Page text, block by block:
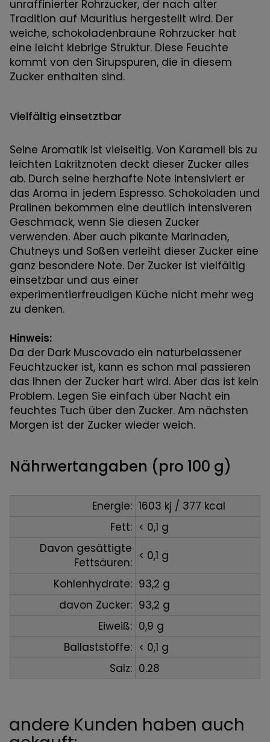
unraffinierter Rohrzucker, der nach alter
Tradition auf Mauritius hergestellt wird. Der
weiche, schokoladenbraune Rohrzucker hat
eine leicht klebrige Struktur. Diese Feuchte
kommt von den Sirupspuren, die in diesem
Zucker enthalten sind.
Vielfältig einsetztbar
Seine Aromatik ist vielseitig. Von Karamell bis zu
leichten Lakritznoten deckt dieser Zucker alles
ab. Durch seine herzhafte Note intensiviert er
das Aroma in jedem Espresso. Schokoladen und
Pralinen bekommen eine deutlich intensiveren
Geschmack, wenn Sie diesen Zucker
verwenden. Aber auch pikante Marinaden,
Chutneys und Soßen verleiht dieser Zucker eine
ganz besondere Note. Der Zucker ist vielfältig
einsetzbar und aus einer
experimentierfreudigen Küche nicht mehr weg
zu denken.
Hinweis:
Da der Dark Muscovado ein naturbelassener
Feuchtzucker ist, kann es schon mal passieren
das Ihnen der Zucker hart wird. Aber das ist kein
Problem. Legen Sie einfach über Nacht ein
feuchtes Tuch über den Zucker. Am nächsten
Morgen ist der Zucker wieder weich.
Nährwertangaben (pro 100 g)
Energie: 1603 kj / 377 kcal
Fett: < 0,1 g
Davon gesättigte
Fettsäuren: < 0,1 g
Kohlenhydrate: 93,2 g
davon Zucker: 93,2 g
Eiweiß: 0,9 g
Ballaststoffe: < 0,1 g
Salz: 0.28
andere Kunden haben auch